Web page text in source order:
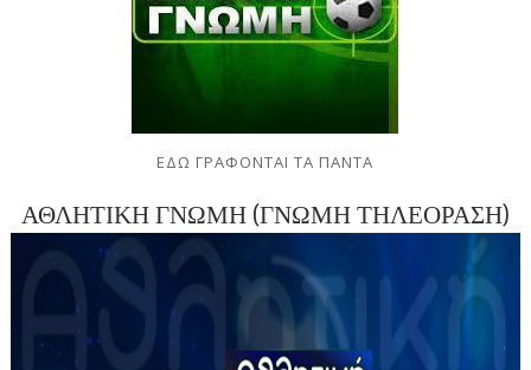
ΕΔΩ ΓΡΑΦΟΝΤΑΙ ΤΑ ΠΑΝΤΑ
ΑΘΛΗΤΙΚΗ ΓΝΩΜΗ (ΓΝΩΜΗ ΤΗΛΕΟΡΑΣΗ)